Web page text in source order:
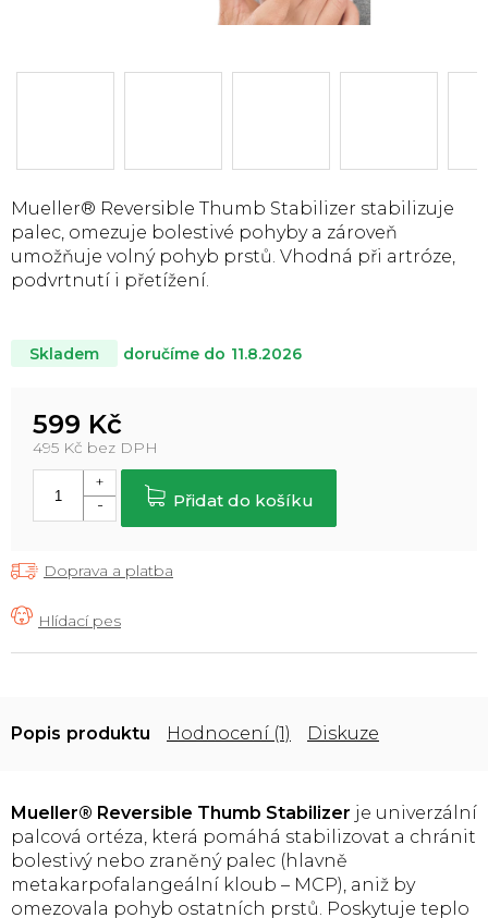
Skladem doručíme do 11.8.2026
599 Kč
495 Kč bez DPH
cena:
Přidat do košíku
Mueller® Reversible Thumb Stabilizer stabilizuje
palec, omezuje bolestivé pohyby a zároveň
umožňuje volný pohyb prstů. Vhodná při artróze,
podvrtnutí i přetížení.
Doprava a platba
Popis Hodnocení (1) Diskuze
Mueller® Reversible Thumb Stabilizer je univerzální
palcová ortéza, která pomáhá stabilizovat a chránit
bolestivý nebo zraněný palec (hlavně
metakarpofalangeální kloub – MCP), aniž by
omezovala pohyb ostatních prstů. Poskytuje teplo